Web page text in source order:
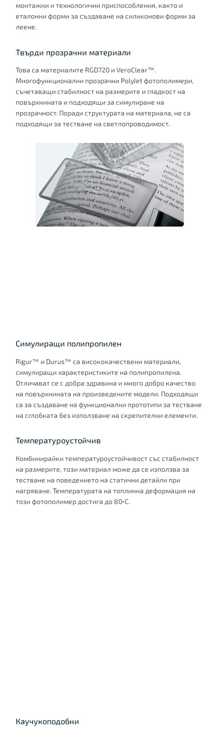
монтажни и технологични приспособления, както и
еталонни форми за създаване на силиконови форми за
леене.
Твърди прозрачни материали
Това са материалите RGD720 и VeroClear™.
Многофункционални прозрачни PolyJet фотополимери,
съчетаващи стабилност на размерите и гладкост на
повърхнината и подходящи за симулиране на
прозрачност. Поради структурата на материала, не са
подходящи за тестване на светлопроводимост.
Симулиращи полипропилен
Rigur™ и Durus™ са висококачествени материали,
симулиращи характеристиките на полипропилена.
Отличават се с добра здравина и много добро качество
на повърхнината на произведените модели. Подходящи
са за създаване на функционални прототипи за тестване
на сглобката без използване на скрепителни елементи.
Температуроустойчив
Комбинирайки температуроустойчивост със стабилност
на размерите, този материал може да се използва за
тестване на поведението на статични детайли при
нагряване. Температурата на топлинна деформация на
този фотополимер достига до 80◦C.
Каучукоподобни